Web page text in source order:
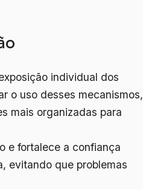
individual dos
o uso desses mecanismos,
mais organizadas para
e fortalece a confiança
evitando que problemas